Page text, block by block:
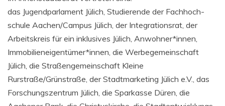
das Jugend­par­la­ment Jülich, Stu­die­ren­de der Fach­hoch­
schu­le Aachen/Campus Jülich, der Inte­gra­ti­ons­rat, der
Arbeits­kreis für ein inklu­si­ves Jülich, Anwohner*innen,
Immobilieneigentümer*innen, die Wer­be­ge­mein­schaft
Jülich, die Stra­ßen­ge­mein­schaft Klei­ne
Rurstraße/Grünstraße, der Stadt­mar­ke­ting Jülich e.V., das
For­schungs­zen­trum Jülich, die Spar­kas­se Düren, die